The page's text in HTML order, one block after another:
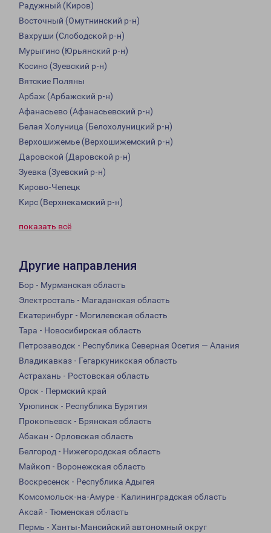
Радужный (Киров)
Восточный (Омутнинский р-н)
Вахруши (Слободской р-н)
Мурыгино (Юрьянский р-н)
Косино (Зуевский р-н)
Вятские Поляны
Арбаж (Арбажский р-н)
Афанасьево (Афанасьевский р-н)
Белая Холуница (Белохолуницкий р-н)
Верхошижемье (Верхошижемский р-н)
Даровской (Даровской р-н)
Зуевка (Зуевский р-н)
Кирово-Чепецк
Кирс (Верхнекамский р-н)
показать всё
Другие направления
Бор - Мурманская область
Электросталь - Магаданская область
Екатеринбург - Могилевская область
Тара - Новосибирская область
Петрозаводск - Республика Северная Осетия — Алания
Владикавказ - Гегаркуникская область
Астрахань - Ростовская область
Орск - Пермский край
Урюпинск - Республика Бурятия
Прокопьевск - Брянская область
Абакан - Орловская область
Белгород - Нижегородская область
Майкоп - Воронежская область
Воскресенск - Республика Адыгея
Комсомольск-на-Амуре - Калининградская область
Аксай - Тюменская область
Пермь - Ханты-Мансийский автономный округ